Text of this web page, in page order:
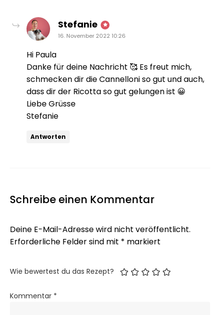
Stefanie sagt:
16. November 2022 10:26
Hi Paula
Danke für deine Nachricht 🥰 Es freut mich,
schmecken dir die Cannelloni so gut und auch,
dass dir der Ricotta so gut gelungen ist 😀
Liebe Grüsse
Stefanie
Antworten
Schreibe einen Kommentar
Deine E-Mail-Adresse wird nicht veröffentlicht.
Erforderliche Felder sind mit * markiert
Wie bewertest du das Rezept?
Kommentar *